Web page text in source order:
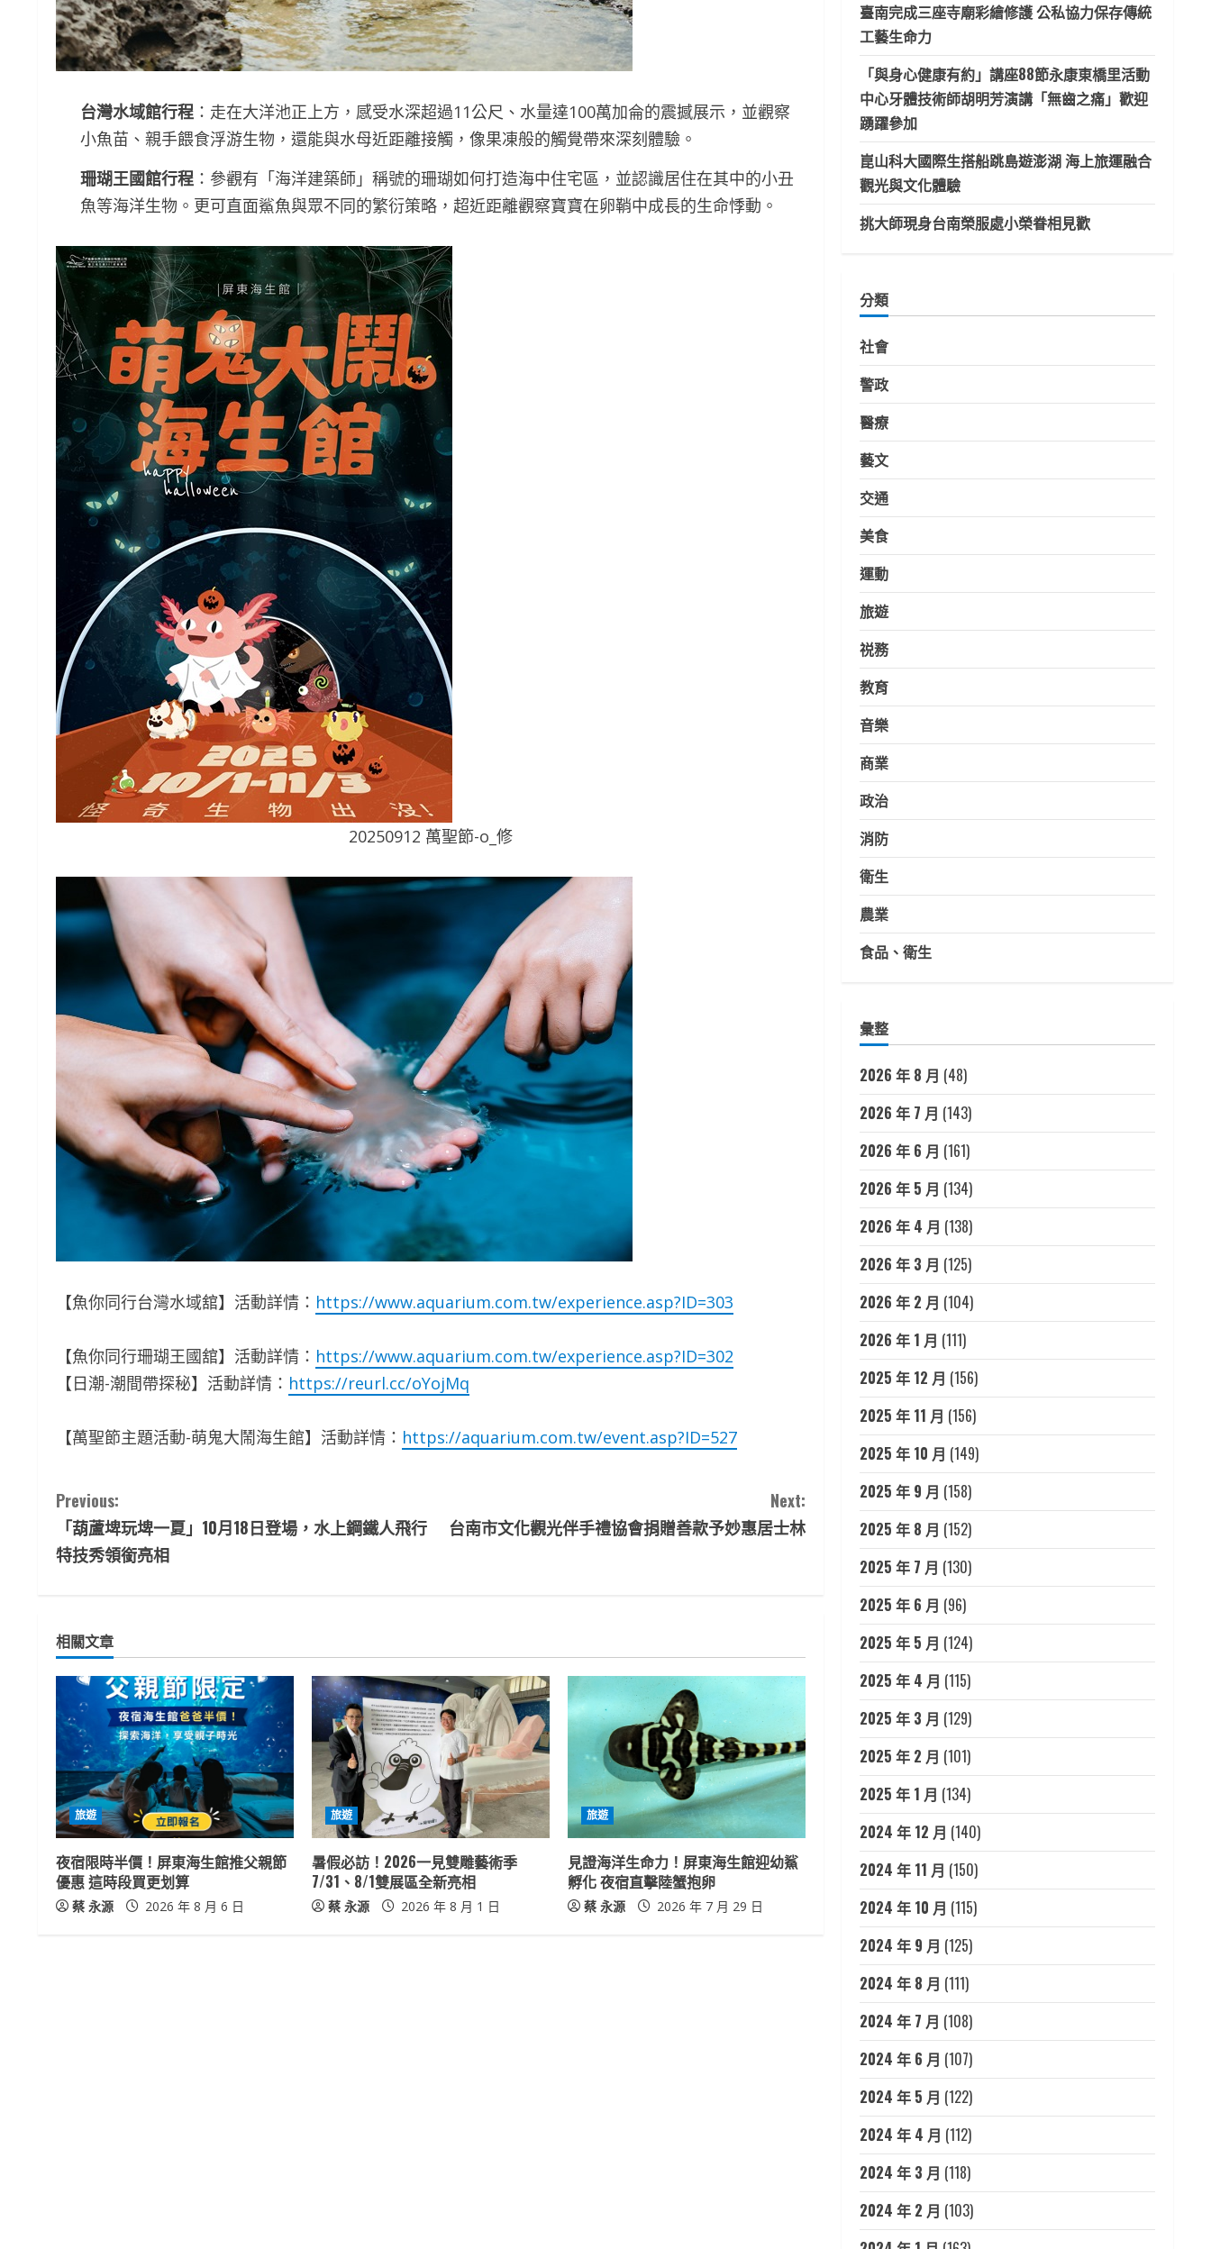
台灣水域館行程 ：走在大洋池正上方，感受水深超過11公尺、水量達100萬加侖的震撼展示，並觀察
小魚苗、親手餵食浮游生物，還能與水母近距離接觸，像果凍般的觸覺帶來深刻體驗。
珊瑚王國館行程 ：參觀有「海洋建築師」稱號的珊瑚如何打造海中住宅區，並認識居住在其中的小丑
魚等海洋生物。更可直面鯊魚與眾不同的繁衍策略，超近距離觀察寶寶在卵鞘中成長的生命悸動。
20250912 萬聖節-o_修
【魚你同行台灣水域舘】活動詳情： https://www.aquarium.com.tw/experience.asp?ID=303
【魚你同行珊瑚王國舘】活動詳情： https://www.aquarium.com.tw/experience.asp?ID=302
【日潮-潮間帶探秘】活動詳情： https://reurl.cc/oYojMq
【萬聖節主題活動-萌鬼大鬧海生館】活動詳情： https://aquarium.com.tw/event.asp?ID=527
C
o
i
u
e
R
e
a
d
Previous:
「葫蘆埤玩埤一夏」10月18日登場，水上鋼鐵人飛行
特技秀領銜亮相
Next:
台南市文化觀光伴手禮協會捐贈善款予妙惠居士林
相關文章
旅遊
夜宿限時半價！屏東海生館推父親節
優惠 這時段買更划算
蔡 永源 2026 年 8 月 6 日
旅遊
暑假必訪！2026一見雙雕藝術季
7/31、8/1雙展區全新亮相
蔡 永源 2026 年 8 月 1 日
旅遊
見證海洋生命力！屏東海生館迎幼鯊
孵化 夜宿直擊陸蟹抱卵
蔡 永源 2026 年 7 月 29 日
臺南完成三座寺廟彩繪修護 公私協力保存傳統
工藝生命力
「與身心健康有約」講座88節永康東橋里活動
中心牙體技術師胡明芳演講「無齒之痛」歡迎
踴躍參加
崑山科大國際生搭船跳島遊澎湖 海上旅運融合
觀光與文化體驗
挑大師現身台南榮服處小榮眷相見歡
分類
社會
警政
醫療
藝文
交通
美食
運動
旅遊
祱務
教育
音樂
商業
政治
消防
衛生
農業
食品、衛生
彙整
2026 年 8 月 (48)
2026 年 7 月 (143)
2026 年 6 月 (161)
2026 年 5 月 (134)
2026 年 4 月 (138)
2026 年 3 月 (125)
2026 年 2 月 (104)
2026 年 1 月 (111)
2025 年 12 月 (156)
2025 年 11 月 (156)
2025 年 10 月 (149)
2025 年 9 月 (158)
2025 年 8 月 (152)
2025 年 7 月 (130)
2025 年 6 月 (96)
2025 年 5 月 (124)
2025 年 4 月 (115)
2025 年 3 月 (129)
2025 年 2 月 (101)
2025 年 1 月 (134)
2024 年 12 月 (140)
2024 年 11 月 (150)
2024 年 10 月 (115)
2024 年 9 月 (125)
2024 年 8 月 (111)
2024 年 7 月 (108)
2024 年 6 月 (107)
2024 年 5 月 (122)
2024 年 4 月 (112)
2024 年 3 月 (118)
2024 年 2 月 (103)